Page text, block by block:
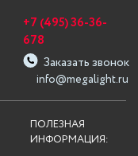
info@megalight.ru
+7 (495) 36-36-
678
Заказать звонок
ПОЛЕЗНАЯ
ИНФОРМАЦИЯ: